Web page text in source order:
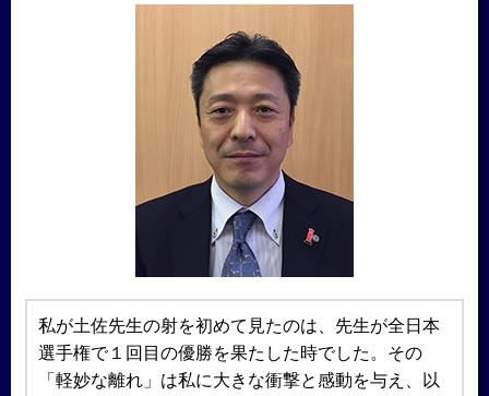
私が土佐先生の射を初めて見たのは、先生が全日本
選手権で１回目の優勝を果たした時でした。その
「軽妙な離れ」は私に大きな衝撃と感動を与え、以